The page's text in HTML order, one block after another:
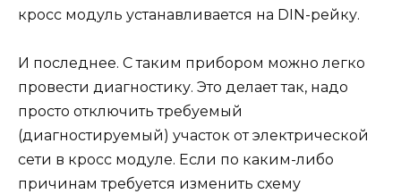
кросс модуль устанавливается на DIN-рейку.
И последнее. С таким прибором можно легко
провести диагностику. Это делает так, надо
просто отключить требуемый
(диагностируемый) участок от электрической
сети в кросс модуле. Если по каким-либо
причинам требуется изменить схему